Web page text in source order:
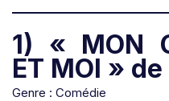
1) « MON
ET MOI »
Genre : Comédie